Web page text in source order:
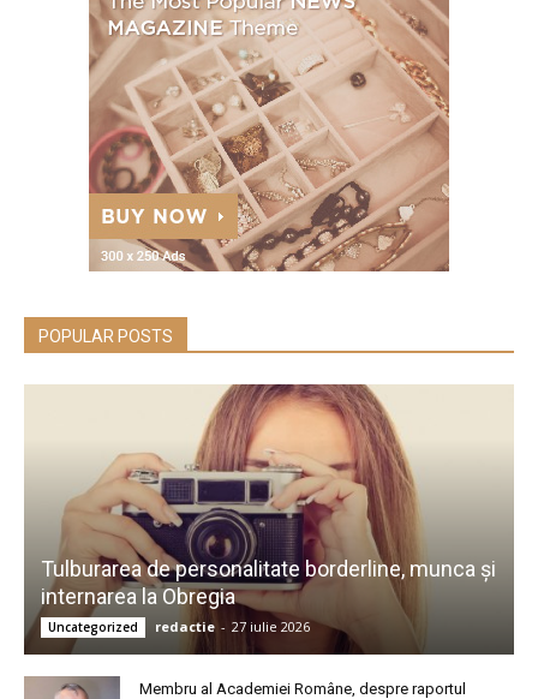
POPULAR POSTS
Tulburarea de personalitate borderline, munca și
internarea la Obregia
Uncategorized redactie - 27 iulie 2026
Membru al Academiei Române, despre raportul